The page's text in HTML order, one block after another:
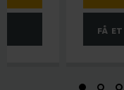
FÅ